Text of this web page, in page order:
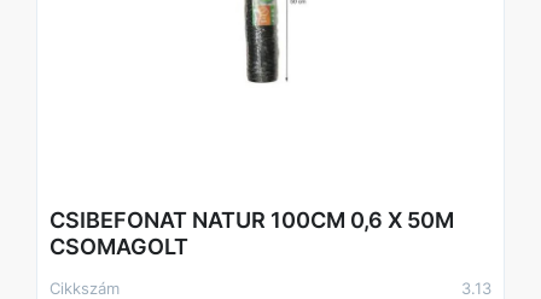
CSIBEFONAT NATUR 100CM 0,6 X 50M
CSOMAGOLT
Cikkszám
3.13